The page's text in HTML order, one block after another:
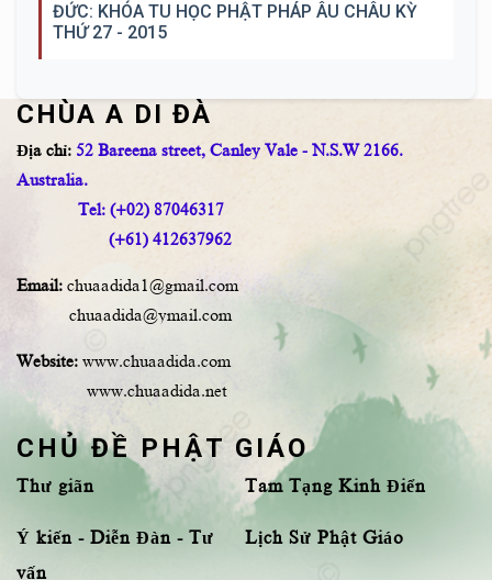
ĐỨC: KHÓA TU HỌC PHẬT PHÁP ÂU CHÂU KỲ
THỨ 27 - 2015
CHÙA A DI ĐÀ
Địa chỉ: 52 Bareena street, Canley Vale - N.S.W 2166.
Australia.
Tel: (+02) 87046317
(+61) 412637962
Email: chuaadida1@gmail.com
chuaadida@ymail.com
Website: www.chuaadida.com
www.chuaadida.net
CHỦ ĐỀ PHẬT GIÁO
Thư giãn
Ý kiến - Diễn Đàn - Tư
vấn
Tam Tạng Kinh Điển
Lịch Sử Phật Giáo